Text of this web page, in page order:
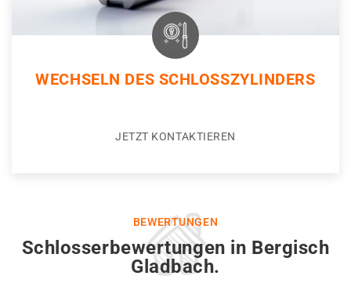
WECHSELN DES SCHLOSSZYLINDERS
JETZT KONTAKTIEREN
BEWERTUNGEN
Schlosserbewertungen in Bergisch
Gladbach.